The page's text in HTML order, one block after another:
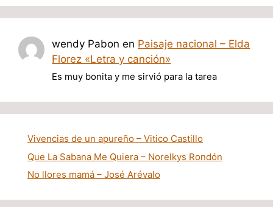
wendy Pabon en Paisaje nacional – Elda
Florez «Letra y canción»
Es muy bonita y me sirvió para la tarea
Vivencias de un apureño – Vitico Castillo
Que La Sabana Me Quiera – Norelkys Rondón
No llores mamá – José Arévalo